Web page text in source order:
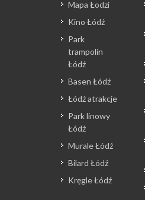
Mapa Łodzi
Kino Łódź
Park
trampolin
Łódź
Basen Łódź
Łódź atrakcje
Park linowy
Łódź
Murale Łódź
Bilard Łódź
Kręgle Łódź